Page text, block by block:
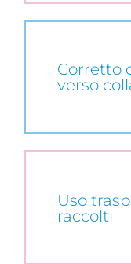
Corretto
verso
Uso
raccolti